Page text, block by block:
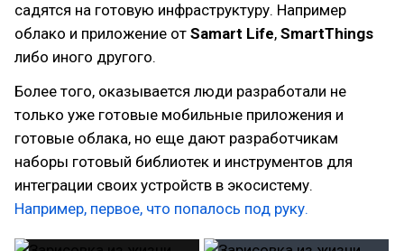
садятся на готовую инфраструктуру. Например
облако и приложение от Samart Life, SmartThings
либо иного другого.
Более того, оказывается люди разработали не
только уже готовые мобильные приложения и
готовые облака, но еще дают разработчикам
наборы готовый библиотек и инструментов для
интеграции своих устройств в экосистему.
Например, первое, что попалось под руку.